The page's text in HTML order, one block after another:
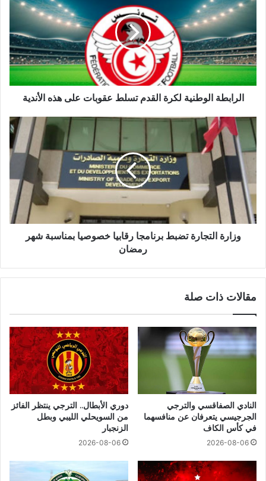
الرابطة الوطنية لكرة القدم تسلط عقوبات على هذه الأندية
وزارة التجارة تضبط برنامجا رقابيا خصوصيا بمناسبة شهر
رمضان
مقالات ذات صلة
النادي الصفاقسي والترجي
الجرجيسي يتعرفان عن منافسهما
في كأس الكاف
2026-08-06
دوري الأبطال.. الترجي ينتظر الفائز
من السويحلي الليبي وبطل
الزنجبار
2026-08-06